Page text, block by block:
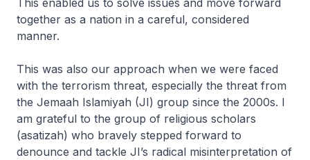
This enabled us to solve issues and move forward
together as a nation in a careful, considered
manner.
This was also our approach when we were faced
with the terrorism threat, especially the threat from
the Jemaah Islamiyah (JI) group since the 2000s. I
am grateful to the group of religious scholars
(asatizah) who bravely stepped forward to
denounce and tackle JI’s radical misinterpretation of